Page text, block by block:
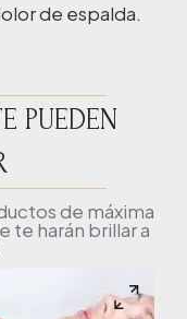
de espalda.
PUEDEN
de máxima
te harán brillar a